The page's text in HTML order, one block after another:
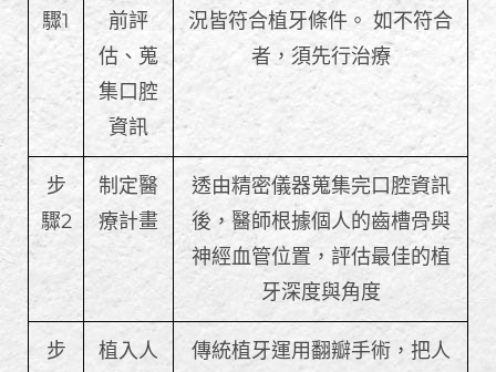
驟1
前評
估、蒐
集口腔
資訊
況皆符合植牙條件。 如不符合
者，須先行治療
步
驟2
制定醫
療計畫
透由精密儀器蒐集完口腔資訊
後，醫師根據個人的齒槽骨與
神經血管位置，評估最佳的植
牙深度與角度
步 植入人 傳統植牙運用翻瓣手術，把人